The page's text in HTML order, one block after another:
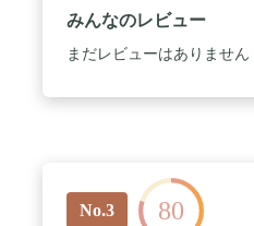
重ねて棚付きのローテー
時）/約60×35×23（高さ
約60×35×1（厚さ）cm
みんなのレビュー
まだレビューはありません
No.3 80